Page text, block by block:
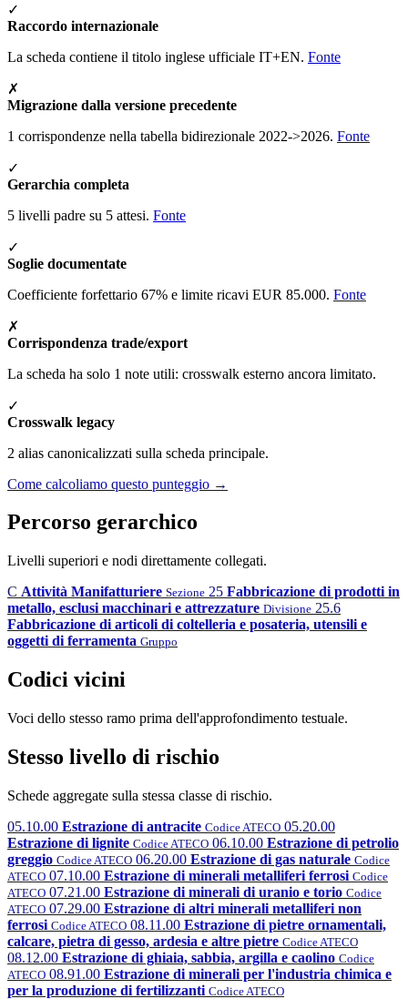
✓
Raccordo internazionale
La scheda contiene il titolo inglese ufficiale IT+EN. Fonte
✗
Migrazione dalla versione precedente
1 corrispondenze nella tabella bidirezionale 2022->2026. Fonte
✓
Gerarchia completa
5 livelli padre su 5 attesi. Fonte
✓
Soglie documentate
Coefficiente forfettario 67% e limite ricavi EUR 85.000. Fonte
✗
Corrispondenza trade/export
La scheda ha solo 1 note utili: crosswalk esterno ancora limitato.
✓
Crosswalk legacy
2 alias canonicalizzati sulla scheda principale.
Come calcoliamo questo punteggio →
Percorso gerarchico
Livelli superiori e nodi direttamente collegati.
C Attività Manifatturiere Sezione 25 Fabbricazione di prodotti in
metallo, esclusi macchinari e attrezzature Divisione 25.6
Fabbricazione di articoli di coltelleria e posateria, utensili e
oggetti di ferramenta Gruppo
Codici vicini
Voci dello stesso ramo prima dell'approfondimento testuale.
Stesso livello di rischio
Schede aggregate sulla stessa classe di rischio.
05.10.00 Estrazione di antracite Codice ATECO 05.20.00
Estrazione di lignite Codice ATECO 06.10.00 Estrazione di petrolio
greggio Codice ATECO 06.20.00 Estrazione di gas naturale Codice
ATECO 07.10.00 Estrazione di minerali metalliferi ferrosi Codice
ATECO 07.21.00 Estrazione di minerali di uranio e torio Codice
ATECO 07.29.00 Estrazione di altri minerali metalliferi non
ferrosi Codice ATECO 08.11.00 Estrazione di pietre ornamentali,
calcare, pietra di gesso, ardesia e altre pietre Codice ATECO
08.12.00 Estrazione di ghiaia, sabbia, argilla e caolino Codice
ATECO 08.91.00 Estrazione di minerali per l'industria chimica e
per la produzione di fertilizzanti Codice ATECO